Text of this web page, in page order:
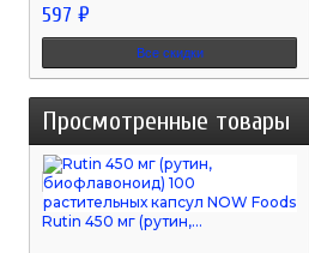
597 ₽
Все скидки
Просмотренные товары
Rutin 450 мг (рутин,...